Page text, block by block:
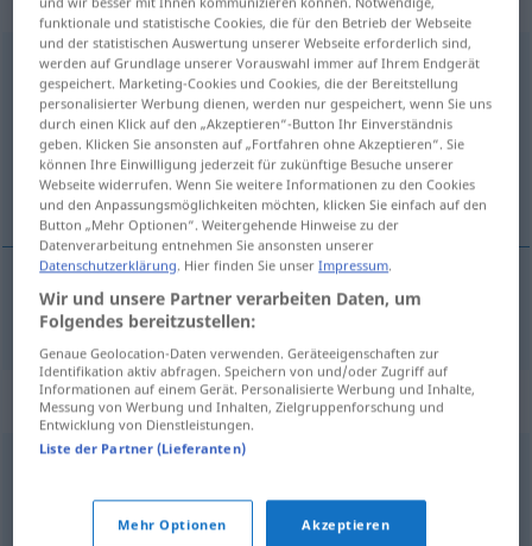
nationalsozialistischadj
Übersicht aller Übersetzungen
(Für mehr Details die Übersetzung anklicken/antippen)
nacionalsocialista
nacionalsocialista nationalsozialistisch
Synonyme für "nationalsozialistisch"
rechtsradikal
funktionale und statistische Cookies, die für den Betrieb der Webseite
und der statistischen Auswertung unserer Webseite erforderlich sind,
werden auf Grundlage unserer Vorauswahl immer auf Ihrem Endgerät
gespeichert. Marketing-Cookies und Cookies, die der Bereitstellung
personalisierter Werbung dienen, werden nur gespeichert, wenn Sie uns
durch einen Klick auf den „Akzeptieren“-Button Ihr Einverständnis
geben. Klicken Sie ansonsten auf „Fortfahren ohne Akzeptieren“. Sie
können Ihre Einwilligung jederzeit für zukünftige Besuche unserer
Webseite widerrufen. Wenn Sie weitere Informationen zu den Cookies
und den Anpassungsmöglichkeiten möchten, klicken Sie einfach auf den
Button „Mehr Optionen“. Weitergehende Hinweise zu der
Datenverarbeitung entnehmen Sie ansonsten unserer
Datenschutzerklärung. Hier finden Sie unserImpressum.
Wir und unsere Partner verarbeiten Daten, um
Folgendes bereitzustellen:
Genaue Geolocation-Daten verwenden. Geräteeigenschaften zur
Identifikation aktiv abfragen. Speichern von und/oder Zugriff auf
Informationen auf einem Gerät. Personalisierte Werbung und Inhalte,
Messung von Werbung und Inhalten, Zielgruppenforschung und
Entwicklung von Dienstleistungen.
Liste der Partner (Lieferanten)
Mehr Optionen Akzeptieren